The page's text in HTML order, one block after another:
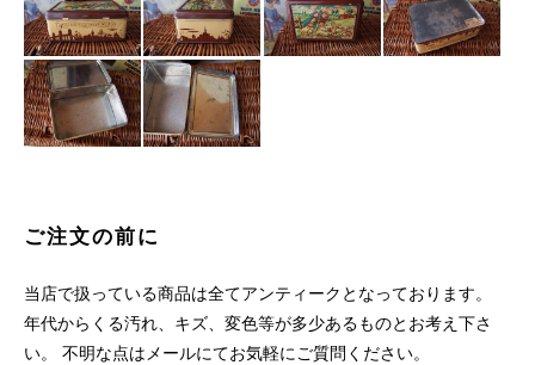
ご注文の前に
当店で扱っている商品は全てアンティークとなっております。
年代からくる汚れ、キズ、変色等が多少あるものとお考え下さ
い。 不明な点はメールにてお気軽にご質問ください。